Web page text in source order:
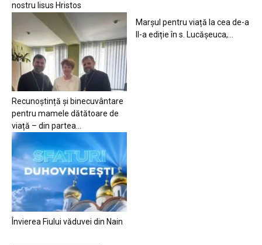
nostru Iisus Hristos
Recunoștință și binecuvântare
pentru mamele dătătoare de
viață – din partea...
Marșul pentru viață la cea de-a
II-a ediție în s. Lucășeuca,...
Învierea Fiului văduvei din Nain